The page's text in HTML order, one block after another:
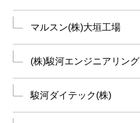
マルスン(株)大垣工場
(株)駿河エンジニアリング
駿河ダイテック(株)